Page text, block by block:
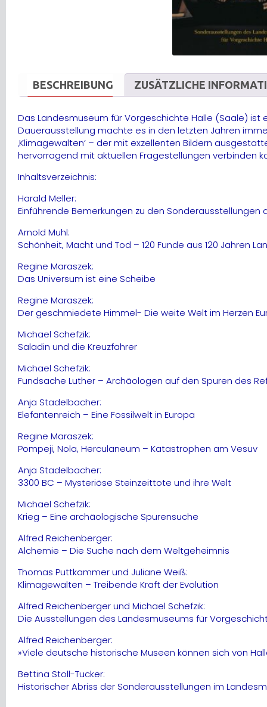
BESCHREIBUNG ZUSÄTZLICHE
Das Landesmuseum für Vorgeschichte Halle (Saale)
Dauerausstellung machte es in den letzten Jahren
‚Klimagewalten‘ – der mit exzellenten Bildern
hervorragend mit aktuellen Fragestellungen verbinden
Inhaltsverzeichnis:
Harald Meller:
Einführende Bemerkungen zu den
Arnold Muhl:
Schönheit, Macht und Tod – 120 Funde aus 120 Jahren
Regine Maraszek:
Das Universum ist eine Scheibe
Regine Maraszek:
Der geschmiedete Himmel- Die weite Welt im Herzen
Michael Schefzik:
Saladin und die Kreuzfahrer
Michael Schefzik:
Fundsache Luther – Archäologen auf den Spuren des
Anja Stadelbacher:
Elefantenreich – Eine Fossilwelt in Europa
Regine Maraszek:
Pompeji, Nola, Herculaneum – Katastrophen am Vesuv
Anja Stadelbacher:
3300 BC – Mysteriöse Steinzeittote und ihre Welt
Michael Schefzik:
Krieg – Eine archäologische Spurensuche
Alfred Reichenberger:
Alchemie – Die Suche nach dem Weltgeheimnis
Thomas Puttkammer und Juliane Weiß:
Klimagewalten – Treibende Kraft der Evolution
Alfred Reichenberger und Michael Schefzik:
Die Ausstellungen des Landesmuseums für
Alfred Reichenberger:
»Viele deutsche historische Museen können sich von
Bettina Stoll-Tucker:
Historischer Abriss der Sonderausstellungen im